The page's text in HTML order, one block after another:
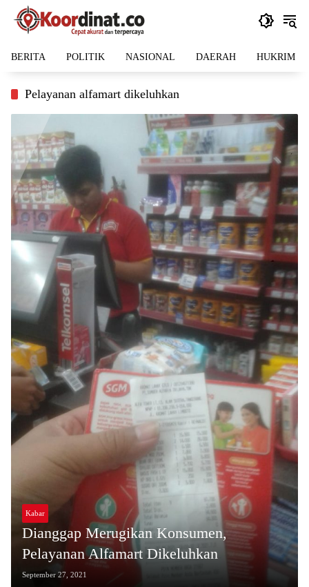
Langsung
BERITA POLITIK NASIONAL DAERAH HUKRIM
Pelayanan alfamart dikeluhkan
Kabar
Dianggap Merugikan Konsumen,
Pelayanan Alfamart Dikeluhkan
September 27, 2021